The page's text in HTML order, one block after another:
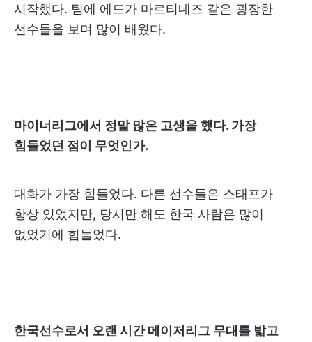
시작했다. 팀에 에드가 마르티네즈 같은 굉장한
선수들을 보며 많이 배웠다.
마이너리그에서 정말 많은 고생을 했다. 가장
힘들었던 점이 무엇인가.
대화가 가장 힘들었다. 다른 선수들은 스태프가
항상 있었지만, 당시만 해도 한국 사람은 많이
없었기에 힘들었다.
한국선수로서 오랜 시간 메이저리그 무대를 밟고